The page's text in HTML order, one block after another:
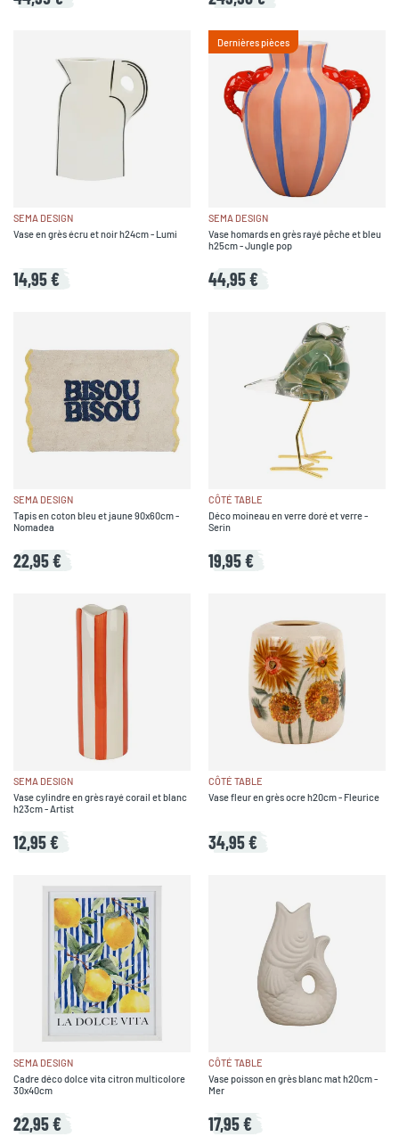
SEMA DESIGN
Vase en grès écru et noir h24cm - Lumi
14,95 €
Dernières pièces
SEMA DESIGN
Vase homards en grès rayé pêche et bleu
h25cm - Jungle pop
44,95 €
SEMA DESIGN
Tapis en coton bleu et jaune 90x60cm -
Nomadea
22,95 €
CÔTÉ TABLE
Déco moineau en verre doré et verre -
Serin
19,95 €
SEMA DESIGN
Vase cylindre en grès rayé corail et blanc
h23cm - Artist
12,95 €
CÔTÉ TABLE
Vase fleur en grès ocre h20cm - Fleurice
34,95 €
SEMA DESIGN
Cadre déco dolce vita citron multicolore
30x40cm
22,95 €
CÔTÉ TABLE
Vase poisson en grès blanc mat h20cm -
Mer
17,95 €